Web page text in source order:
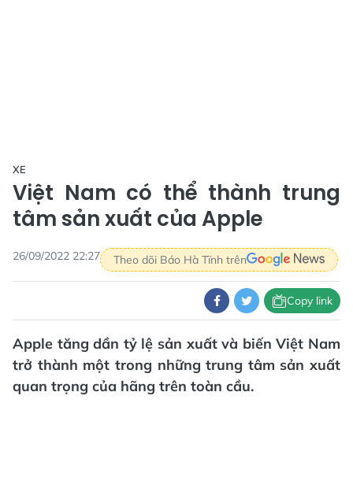
XE
Việt Nam có thể thành trung
tâm sản xuất của Apple
26/09/2022 22:27 Theo dõi Báo Hà Tĩnh trên
Copy link
Apple tăng dần tỷ lệ sản xuất và biến Việt Nam
trở thành một trong những trung tâm sản xuất
quan trọng của hãng trên toàn cầu.